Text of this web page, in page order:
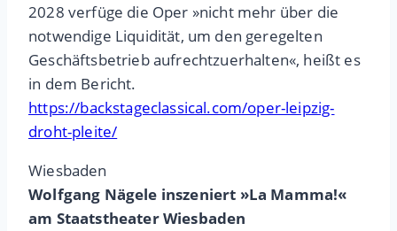
2028 verfüge die Oper »nicht mehr über die
notwendige Liquidität, um den geregelten
Geschäftsbetrieb aufrechtzuerhalten«, heißt es
in dem Bericht.
https://backstageclassical.com/oper-leipzig-
droht-pleite/
Wiesbaden
Wolfgang Nägele inszeniert »La Mamma!«
am Staatstheater Wiesbaden